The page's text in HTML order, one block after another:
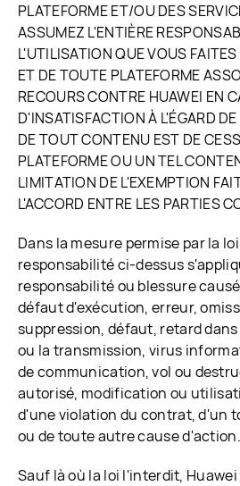
PLATEFORME ET/OU DES
ASSUMEZ L'ENTIÈRE
L'UTILISATION QUE VOUS
ET DE TOUTE PLATEFORME
RECOURS CONTRE HUAWEI EN
D'INSATISFACTION À L'ÉGARD
DE TOUT CONTENU EST DE
PLATEFORME OU UN TEL
LIMITATION DE L'EXEMPTION
L'ACCORD ENTRE LES PARTIES
Dans la mesure permise par la
responsabilité ci-dessus
responsabilité ou blessure
défaut d'exécution, erreur,
suppression, défaut, retard
ou la transmission, virus
de communication, vol ou
autorisé, modification ou
d'une violation du contrat, d'un
ou de toute autre cause d'action.
Sauf là où la loi l'interdit,